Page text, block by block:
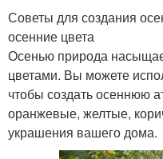
Советы для создания
осенние цвета
Осенью природа
цветами. Вы можете
чтобы создать осеннюю
оранжевые, желтые,
украшения вашего дома.